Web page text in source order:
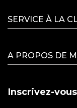
SERVICE À LA
A PROPOS DE
Inscrivez-